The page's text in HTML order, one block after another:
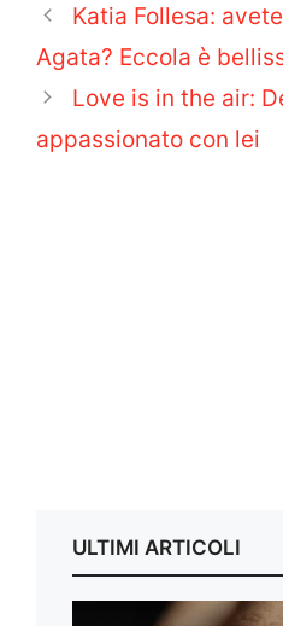
Katia Follesa:
Agata? Eccola è
Love is in the air:
appassionato con lei
ULTIMI ARTICOLI